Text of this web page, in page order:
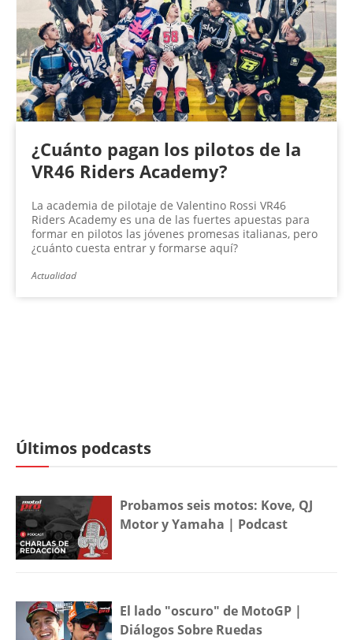
¿Cuánto pagan los pilotos de la
VR46 Riders Academy?
La academia de pilotaje de Valentino Rossi VR46
Riders Academy es una de las fuertes apuestas para
formar en pilotos las jóvenes promesas italianas, pero
¿cuánto cuesta entrar y formarse aquí?
Actualidad
Últimos podcasts
Probamos seis motos: Kove, QJ
Motor y Yamaha | Podcast
El lado "oscuro" de MotoGP |
Diálogos Sobre Ruedas